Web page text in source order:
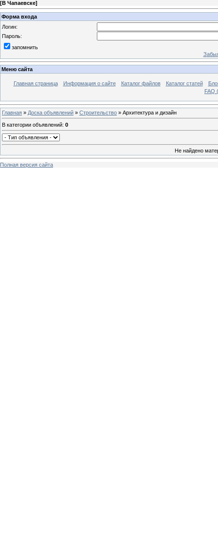
[В Чапаевске]
Форма входа
Логин:
Пароль:
запомнить
Меню сайта
Главная страница Информация о сайте Каталог файлов Каталог статей
FAQ
Главная » Доска объявлений » Строительство » Архитектура и дизайн
В категории объявлений: 0
Не найдено
Полная версия сайта